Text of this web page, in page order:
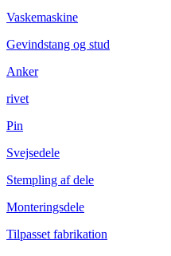
Vaskemaskine
Gevindstang og stud
Anker
rivet
Pin
Svejsedele
Stempling af dele
Monteringsdele
Tilpasset fabrikation